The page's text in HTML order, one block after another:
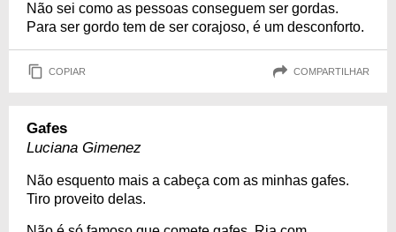
Não sei como as pessoas conseguem ser gordas.
Para ser gordo tem de ser corajoso, é um desconforto.
COPIAR COMPARTILHAR
Gafes
Luciana Gimenez
Não esquento mais a cabeça com as minhas gafes.
Tiro proveito delas.